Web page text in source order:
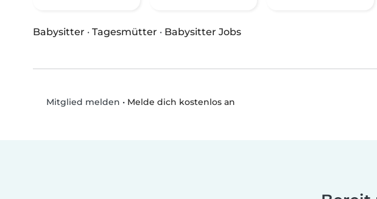
Babysitter · Tagesmütter · Babysitter Jobs
Mitglied melden • Melde dich kostenlos an